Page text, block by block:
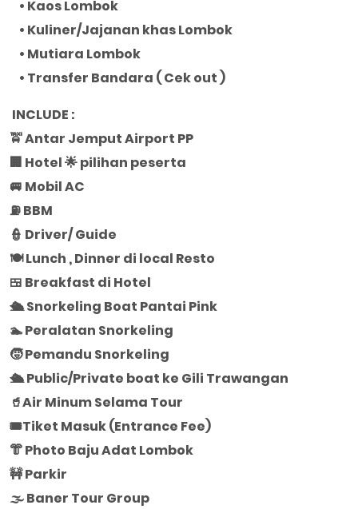
• Kaos Lombok
• Kuliner/Jajanan khas Lombok
• Mutiara Lombok
• Transfer Bandara ( Cek out )
INCLUDE :
🚖 Antar Jemput Airport PP
🏢 Hotel 🌟 pilihan peserta
🚐 Mobil AC
⛽ BBM
👮 Driver/ Guide
🍽️ Lunch , Dinner di local Resto
🍱 Breakfast di Hotel
🛳️ Snorkeling Boat Pantai Pink
🏊 Peralatan Snorkeling
🧒 Pemandu Snorkeling
🛳️ Public/Private boat ke Gili Trawangan
🥤Air Minum Selama Tour
🎟️Tiket Masuk (Entrance Fee)
👘 Photo Baju Adat Lombok
🚧 Parkir
🌫️ Baner Tour Group